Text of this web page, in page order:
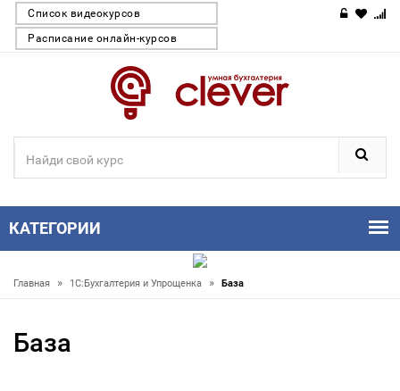
Список видеокурсов
Расписание онлайн-курсов
КАТЕГОРИИ
Главная » 1С:Бухгалтерия и Упрощенка » База
База